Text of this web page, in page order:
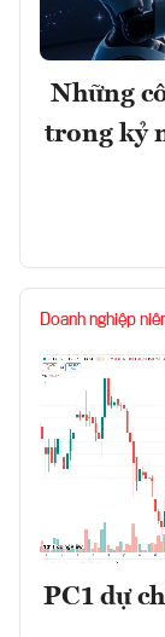
Những
trong kỷ
Doanh nghiệp
PC1 dự